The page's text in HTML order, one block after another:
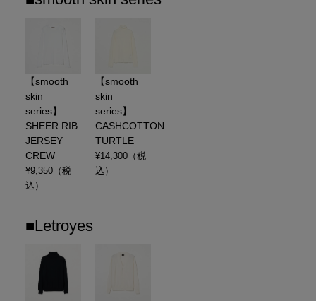
【smooth
skin
series】
SHEER RIB
JERSEY
CREW
¥9,350（税
込）
【smooth
skin
series】
CASHCOTTON
TURTLE
¥14,300（税
込）
■Letroyes